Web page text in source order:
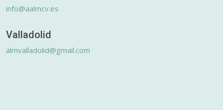
info@aalmcv.es
Valladolid
almvalladolid@gmail.com